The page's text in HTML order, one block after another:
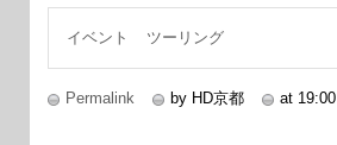
イベント ツーリング
Permalink by HD京都 at 19:00